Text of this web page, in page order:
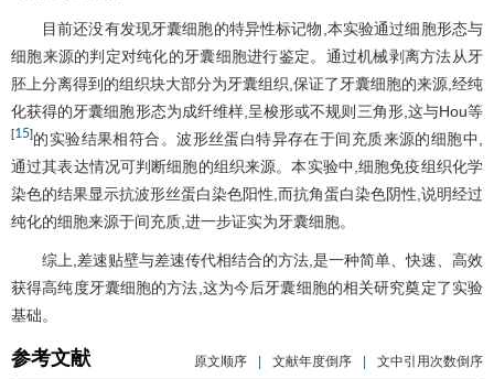
目前还没有发现牙囊细胞的特异性标记物,本实验通过细胞形态与
细胞来源的判定对纯化的牙囊细胞进行鉴定。通过机械剥离方法从牙
胚上分离得到的组织块大部分为牙囊组织,保证了牙囊细胞的来源,经纯
化获得的牙囊细胞形态为成纤维样,呈梭形或不规则三角形,这与Hou等
[15]的实验结果相符合。波形丝蛋白特异存在于间充质来源的细胞中,
通过其表达情况可判断细胞的组织来源。本实验中,细胞免疫组织化学
染色的结果显示抗波形丝蛋白染色阳性,而抗角蛋白染色阴性,说明经过
纯化的细胞来源于间充质,进一步证实为牙囊细胞。
综上,差速贴壁与差速传代相结合的方法,是一种简单、快速、高效
获得高纯度牙囊细胞的方法,这为今后牙囊细胞的相关研究奠定了实验
基础。
参考文献 原文顺序 | 文献年度倒序 | 文中引用次数倒序